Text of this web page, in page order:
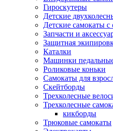
Гироскутеры
Детские
Детские самокаты с
Запчасти и
Защитная
Каталки
Машинки
Роликовые коньки
Самокаты для
Скейтборды
Трехколесные
Трехколесные
кикборды
Трюковые самокаты